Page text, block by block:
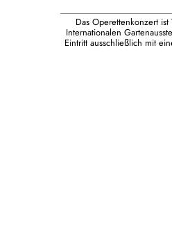
Das Operettenkonzert
Internationalen
Eintritt ausschließlich mit